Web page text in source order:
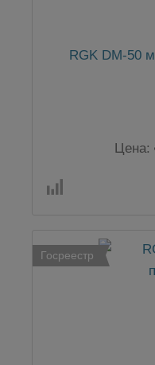
RGK DM-50
Цена:
Госреестр